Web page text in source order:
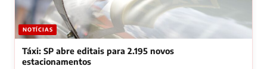
NOTÍCIAS
Táxi: SP abre editais para 2.195 novos
estacionamentos